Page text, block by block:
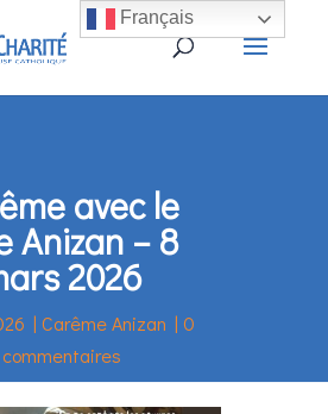
avec le
Anizan – 8
2026
| Carême Anizan | 0
commentaires
Français